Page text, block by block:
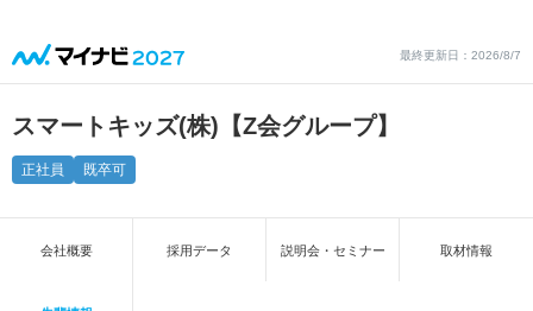
最終更新日：2026/8/7
スマートキッズ(株)【Z会グループ】
正社員 既卒可
会社概要 採用データ 説明会・セミナー 取材情報